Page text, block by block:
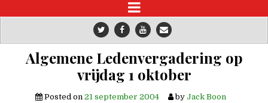
Algemene Ledenvergadering op
vrijdag 1 oktober
Posted on 21 september 2004 by Jack Boon